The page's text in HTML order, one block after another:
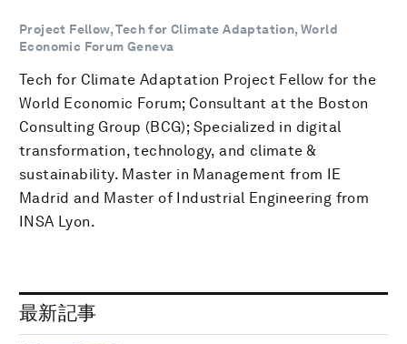
Project Fellow, Tech for Climate Adaptation, World
Economic Forum Geneva
Tech for Climate Adaptation Project Fellow for the
World Economic Forum; Consultant at the Boston
Consulting Group (BCG); Specialized in digital
transformation, technology, and climate &
sustainability. Master in Management from IE
Madrid and Master of Industrial Engineering from
INSA Lyon.
最新記事